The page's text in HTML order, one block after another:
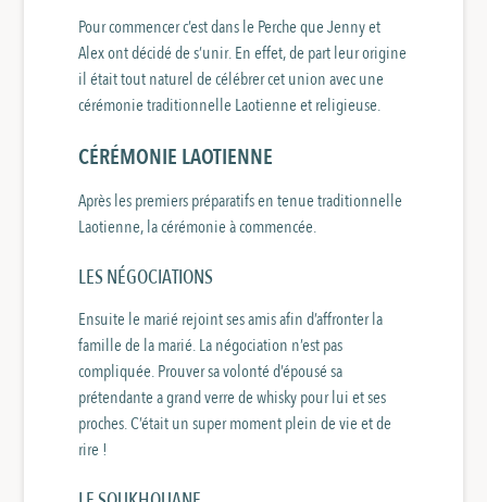
Pour commencer c’est dans le Perche que Jenny et
Alex ont décidé de s’unir. En effet, de part leur origine
il était tout naturel de célébrer cet union avec une
cérémonie traditionnelle Laotienne et religieuse.
CÉRÉMONIE LAOTIENNE
Après les premiers préparatifs en tenue traditionnelle
Laotienne, la cérémonie à commencée.
LES NÉGOCIATIONS
Ensuite le marié rejoint ses amis afin d’affronter la
famille de la marié. La négociation n’est pas
compliquée. Prouver sa volonté d’épousé sa
prétendante a grand verre de whisky pour lui et ses
proches. C’était un super moment plein de vie et de
rire !